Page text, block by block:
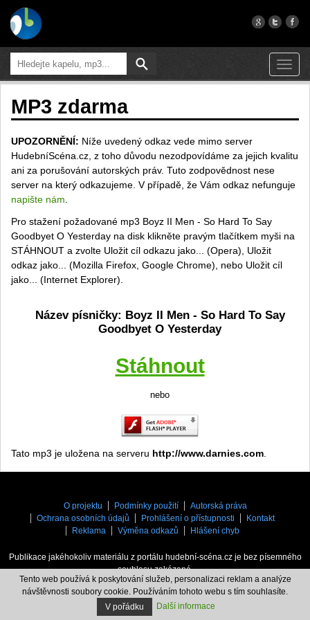
MP3 zdarma
UPOZORNĚNÍ: Níže uvedený odkaz vede mimo server
HudebníScéna.cz, z toho důvodu nezodpovídáme za jejich kvalitu
ani za porušování autorských práv. Tuto zodpovědnost nese
server na který odkazujeme. V případě, že Vám odkaz nefunguje
napište nám
Pro stažení požadované mp3 Boyz II Men - So Hard To Say
Goodbyet O Yesterday na disk klikněte pravým tlačítkem myši na
STÁHNOUT a zvolte Uložit cíl odkazu jako... (Opera), Uložit
odkaz jako... (Mozilla Firefox, Google Chrome), nebo Uložit cíl
jako... (Internet Explorer).
Název písničky: Boyz II Men - So Hard To Say
Goodbyet O Yesterday
Stáhnout
nebo
Tato mp3 je uložena na serveru http://www.darnies.com
O projektu Podmínky použití
Autorská práva
Ochrana osobních údajů
Prohlášení o přístupnosti
Kontakt
Reklama
Výměna odkazů Hlášení chyb
Publikace jakéhokoliv materiálu z portálu hudební-scéna.cz je bez písemného
souhlasu zakázaná.
hudebni-scena.cz© 2006 - 2026. ProvozovatelMYPS, s.r.o.
Tento web používá k poskytování služeb, personalizaci reklam a analýze
návštěvnosti soubory cookie. Používáním tohoto webu s tím souhlasíte.
V pořádku
Další informace